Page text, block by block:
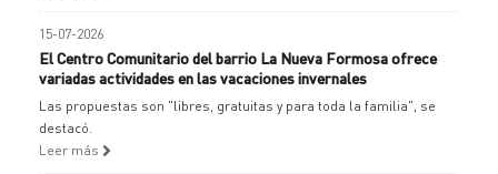
15-07-2026
El Centro Comunitario del barrio La Nueva Formosa ofrece
variadas actividades en las vacaciones invernales
Las propuestas son "libres, gratuitas y para toda la familia", se
destacó.
Leer más